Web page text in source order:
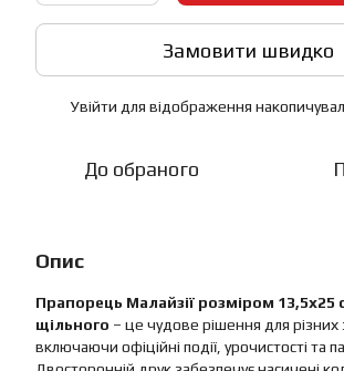
Замовити швидко
Увійти для відображення
До обраного
Опис
Прапорець Малайзії розміром 13,5х25
щільного – це чудове рішення для різних
включаючи офіційні події, урочистості та